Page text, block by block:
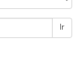
Ir